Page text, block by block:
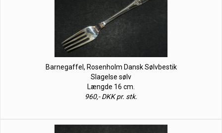
Barnegaffel, Rosenholm Dansk Sølvbestik
Slagelse sølv
Længde 16 cm.
960,- DKK pr. stk.